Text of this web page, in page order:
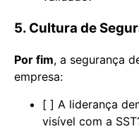
5. Cultura de
Por fim, a segurança
empresa:
[ ] A liderança
visível com a